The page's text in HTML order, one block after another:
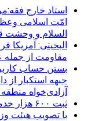
استاد خارج
امّت اسلامی
السلام و وحشت
البخیتی:
مقاومت از
بستن حساب
جبهه استکبار از
آزادی‌خواه
ثبت ۶۰۰ هزار خدمت سلامت به زائران اربعین
با تصویب هیئت